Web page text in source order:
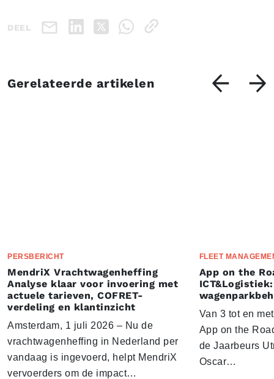
DEEL
Gerelateerde artikelen
PERSBERICHT
MendriX Vrachtwagenheffing
Analyse klaar voor invoering met
actuele tarieven, COFRET-
verdeling en klantinzicht
Amsterdam, 1 juli 2026 – Nu de
vrachtwagenheffing in Nederland per
vandaag is ingevoerd, helpt MendriX
vervoerders om de impact…
FLEET
App on the
Van 3 tot en
App on the
de Jaarbeurs
Oscar…